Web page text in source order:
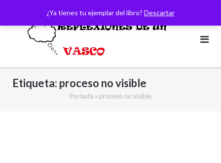
¿Ya tienes tu ejemplar del libro? Descartar
contenido
Etiqueta: proceso no visible
Portada » proceso no visible